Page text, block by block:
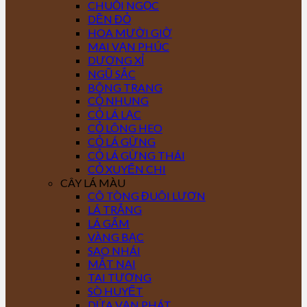
CHUỖI NGỌC
DỀN ĐỎ
HOA MƯỜI GIỜ
MAI VẠN PHÚC
DƯƠNG XỈ
NGŨ SẮC
BÔNG TRANG
CỎ NHUNG
CỎ LÁ LẠC
CỎ LÔNG HEO
CỎ LÁ GỪNG
CỎ LÁ GỪNG THÁI
CỎ XUYẾN CHI
CÂY LÁ MÀU
CÔ TÒNG ĐUÔI LƯƠN
LÁ TRẮNG
LÁ GẤM
VÀNG BẠC
SAO NHÁI
MẮT NAI
TAI TƯỢNG
SÒ HUYẾT